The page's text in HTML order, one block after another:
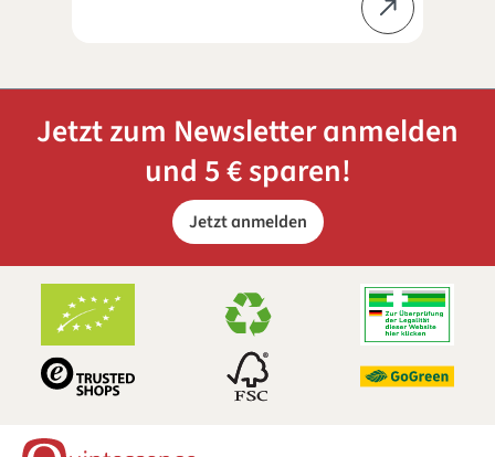
Jetzt zum Newsletter anmelden
und 5 € sparen!
Jetzt anmelden